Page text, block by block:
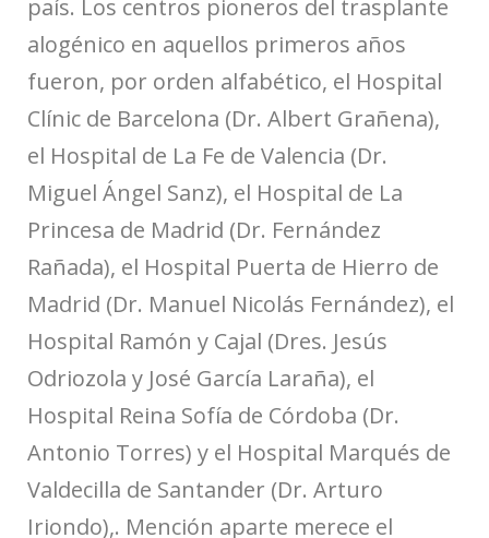
país. Los centros pioneros del trasplante
alogénico en aquellos primeros años
fueron, por orden alfabético, el Hospital
Clínic de Barcelona (Dr. Albert Grañena),
el Hospital de La Fe de Valencia (Dr.
Miguel Ángel Sanz), el Hospital de La
Princesa de Madrid (Dr. Fernández
Rañada), el Hospital Puerta de Hierro de
Madrid (Dr. Manuel Nicolás Fernández), el
Hospital Ramón y Cajal (Dres. Jesús
Odriozola y José García Laraña), el
Hospital Reina Sofía de Córdoba (Dr.
Antonio Torres) y el Hospital Marqués de
Valdecilla de Santander (Dr. Arturo
Iriondo),. Mención aparte merece el